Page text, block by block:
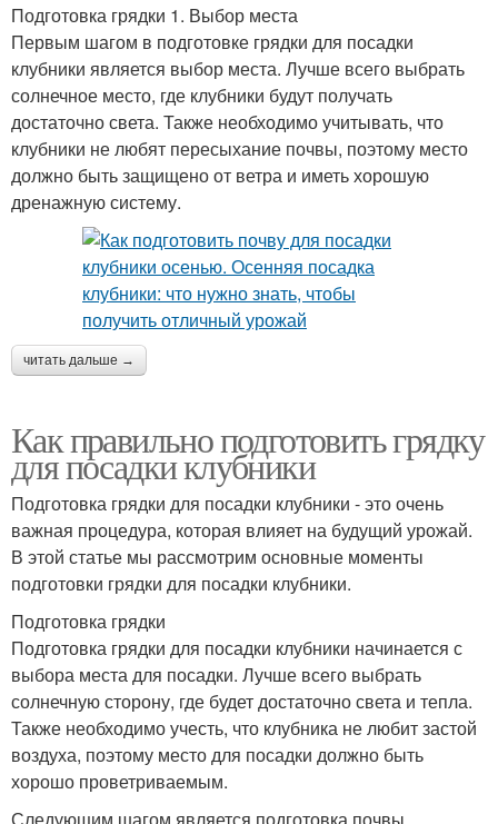
Подготовка грядки 1. Выбор места
Первым шагом в подготовке грядки для посадки
клубники является выбор места. Лучше всего выбрать
солнечное место, где клубники будут получать
достаточно света. Также необходимо учитывать, что
клубники не любят пересыхание почвы, поэтому место
должно быть защищено от ветра и иметь хорошую
дренажную систему.
читать дальше →
Как правильно подготовить грядку
для посадки клубники
Подготовка грядки для посадки клубники - это очень
важная процедура, которая влияет на будущий урожай.
В этой статье мы рассмотрим основные моменты
подготовки грядки для посадки клубники.
Подготовка грядки
Подготовка грядки для посадки клубники начинается с
выбора места для посадки. Лучше всего выбрать
солнечную сторону, где будет достаточно света и тепла.
Также необходимо учесть, что клубника не любит застой
воздуха, поэтому место для посадки должно быть
хорошо проветриваемым.
Следующим шагом является подготовка почвы.